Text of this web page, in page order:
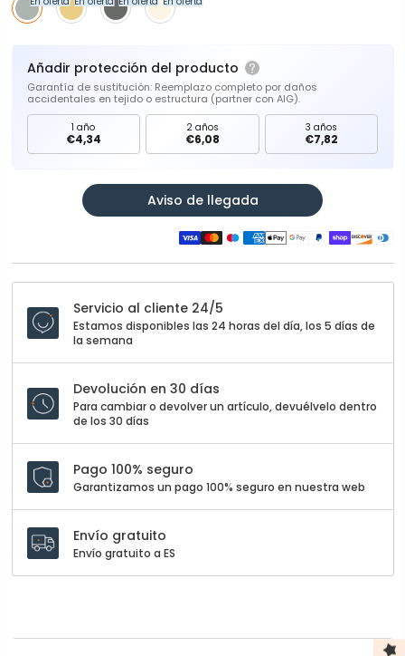
Añadir protección del producto
Garantía de sustitución: Reemplazo completo por daños
accidentales en tejido o estructura (partner con AIG).
1 año
€4,34
2 años
€6,08
3 años
€7,82
Aviso de llegada
Servicio al cliente 24/5
Estamos disponibles las 24 horas del día, los 5 días de
la semana
Devolución en 30 días
Para cambiar o devolver un artículo, devuélvelo dentro
de los 30 días
Pago 100% seguro
Garantizamos un pago 100% seguro en nuestra web
Envío gratuito
Envío gratuito a ES